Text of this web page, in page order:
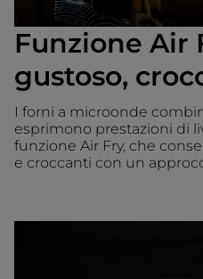
Funzione Air
gustoso,
I forni a microonde
esprimono prestazioni di
funzione Air Fry, che
e croccanti con un